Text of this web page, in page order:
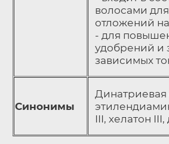
волосами
отложений
- для
удобрений и
зависимых
Синонимы
Динатриевая
III, хелатон